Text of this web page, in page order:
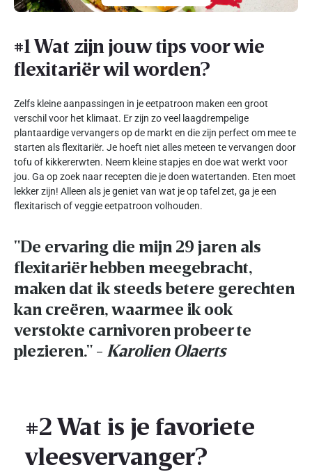
#1 Wat zijn jouw tips voor wie
flexitariër wil worden?
Zelfs kleine aanpassingen in je eetpatroon maken een groot
verschil voor het klimaat. Er zijn zo veel laagdrempelige
plantaardige vervangers op de markt en die zijn perfect om mee te
starten als flexitariër. Je hoeft niet alles meteen te vervangen door
tofu of kikkererwten. Neem kleine stapjes en doe wat werkt voor
jou. Ga op zoek naar recepten die je doen watertanden. Eten moet
lekker zijn! Alleen als je geniet van wat je op tafel zet, ga je een
flexitarisch of veggie eetpatroon volhouden.
"De ervaring die mijn 29 jaren als
flexitariër hebben meegebracht,
maken dat ik steeds betere gerechten
kan creëren, waarmee ik ook
verstokte carnivoren probeer te
plezieren." - Karolien Olaerts
#2 Wat is je favoriete
vleesvervanger?